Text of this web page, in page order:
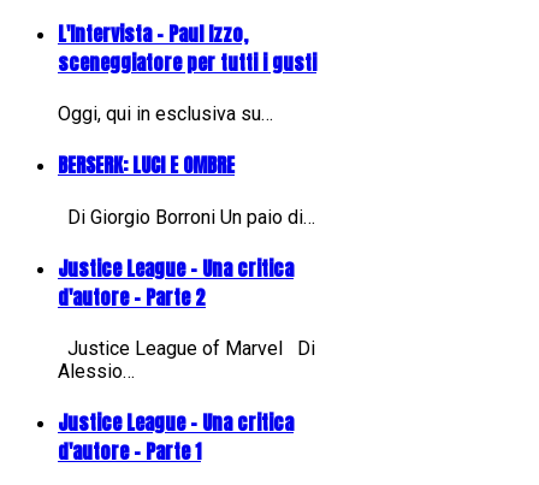
L'Intervista - Paul Izzo,
sceneggiatore per tutti i gusti
Oggi, qui in esclusiva su…
BERSERK: LUCI E OMBRE
Di Giorgio Borroni Un paio di…
Justice League - Una critica
d'autore - Parte 2
Justice League of Marvel Di
Alessio…
Justice League - Una critica
d'autore - Parte 1